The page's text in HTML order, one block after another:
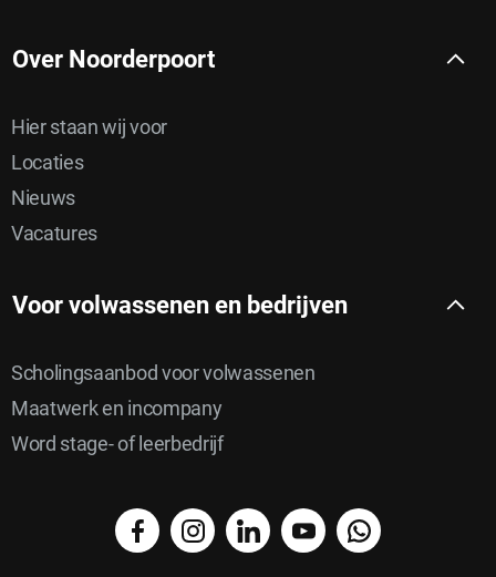
Over Noorderpoort
Hier staan wij voor
Locaties
Nieuws
Vacatures
Voor volwassenen en bedrijven
Scholingsaanbod voor volwassenen
Maatwerk en incompany
Word stage- of leerbedrijf
facebookinstagramlinkedinYouTubeWhatsApp